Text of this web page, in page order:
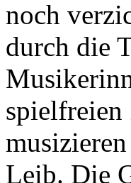
noch
durch die
Leib. Die